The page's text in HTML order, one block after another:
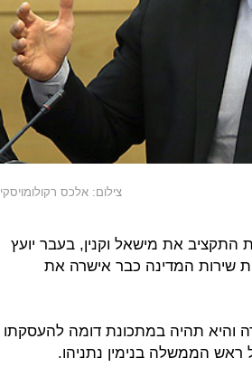
צילום: אלכס רקולומויסקי
התקציב את מישאל וקנין, בעבר יועץ
שירות המדינה כבר אישרה את
והיא תהיה במתכונת דומה להעסקתו
ראש הממשלה בנימין נתניהו.